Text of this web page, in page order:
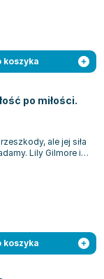
koszyka
po miłości.
ale jej siła
Lily Gilmore i
koszyka